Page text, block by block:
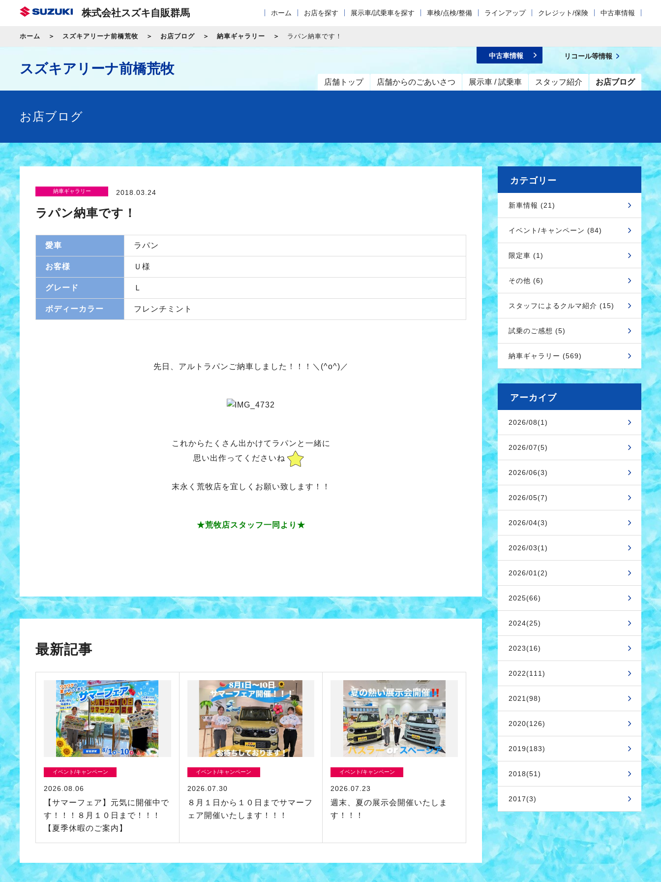
株式会社スズキ自販群馬 ホーム お店を探す 展示車/試乗車を探す 車検/点検/整備 ラインアップ クレジット/保険 中古車情報
ホーム スズキアリーナ前橋荒牧 お店ブログ 納車ギャラリー ラパン納車です！
スズキアリーナ前橋荒牧
店舗トップ 店舗からのごあいさつ 展示車 / 試乗車 スタッフ紹介 お店ブログ
中古車情報 リコール等情報
お店ブログ
納車ギャラリー 2018.03.24
ラパン納車です！
愛車 ラパン
お客様 Ｕ様
グレード Ｌ
ボディーカラー フレンチミント
先日、アルトラパンご納車しました！！！＼(^o^)／
これからたくさん出かけてラパンと一緒に
思い出作ってくださいね
末永く荒牧店を宜しくお願い致します！！
★荒牧店スタッフ一同より★
最新記事
イベント/キャンペーン
2026.08.06
【サマーフェア】元気に開催中で
す！！！８月１０日まで！！！
【夏季休暇のご案内】
イベント/キャンペーン
2026.07.30
８月１日から１０日までサマーフ
ェア開催いたします！！！
イベント/キャンペーン
2026.07.23
週末、夏の展示会開催いたしま
す！！！
カテゴリー
新車情報 (21)
イベント/キャンペーン (84)
限定車 (1)
その他 (6)
スタッフによるクルマ紹介 (15)
試乗のご感想 (5)
納車ギャラリー (569)
アーカイブ
2026/08(1)
2026/07(5)
2026/06(3)
2026/05(7)
2026/04(3)
2026/03(1)
2026/01(2)
2025(66)
2024(25)
2023(16)
2022(111)
2021(98)
2020(126)
2019(183)
2018(51)
2017(3)